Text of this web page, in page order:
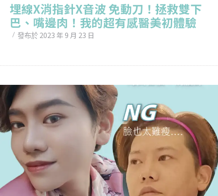
埋線X消指針X音波 免動刀！拯救雙下
巴、嘴邊肉！我的超有感醫美初體驗
發布於 2023 年 9 月 23 日